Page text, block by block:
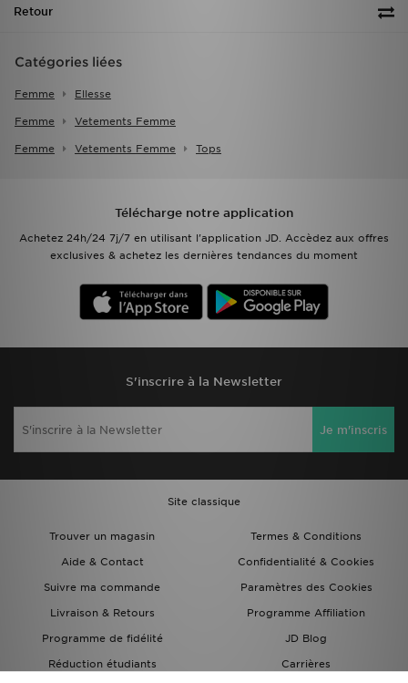
Retour
Catégories liées
Femme Ellesse
Femme Vetements Femme
Femme Vetements Femme Tops
Télécharge notre application
Achetez 24h/24 7j/7 en utilisant l'application JD. Accèdez aux offres
exclusives & achetez les dernières tendances du moment
S'inscrire à la Newsletter
Je m'inscris
Site classique
Trouver un magasin
Termes & Conditions
Aide & Contact
Confidentialité & Cookies
Suivre ma commande
Paramètres des Cookies
Livraison & Retours
Programme Affiliation
Programme de fidélité
JD Blog
Réduction étudiants
Carrières